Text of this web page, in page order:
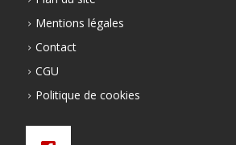
Mentions légales
Contact
CGU
Politique de cookies